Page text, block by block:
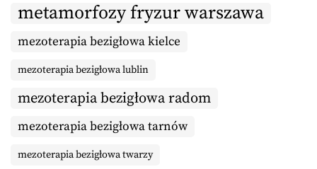
metamorfozy fryzur warszawa
mezoterapia bezigłowa kielce
mezoterapia bezigłowa lublin
mezoterapia bezigłowa radom
mezoterapia bezigłowa tarnów
mezoterapia bezigłowa twarzy